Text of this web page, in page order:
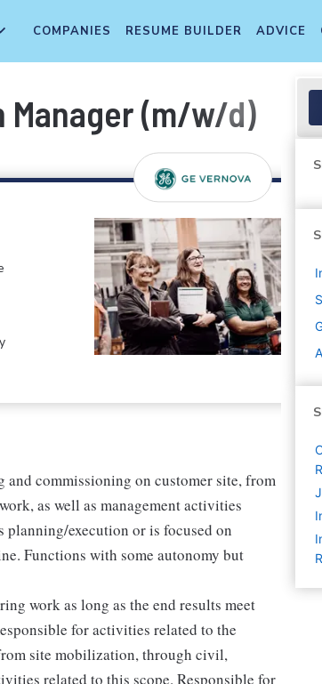
COMPANIES RESUME BUILDER ADVICE
Manager (m/w/d)
commissioning on customer site, from
as well as management activities
planning/execution or is focused on
Functions with some autonomy but
work as long as the end results meet
for activities related to the
site mobilization, through civil,
related to this scope. Responsible for